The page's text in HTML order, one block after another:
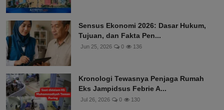
Sensus Ekonomi 2026: Dasar Hukum,
Tujuan, dan Fakta Pen...
Jun 25, 2026 0 136
Kronologi Tewasnya Penjaga Rumah
Eks Jampidsus Febrie A...
Jul 26, 2026 0 130